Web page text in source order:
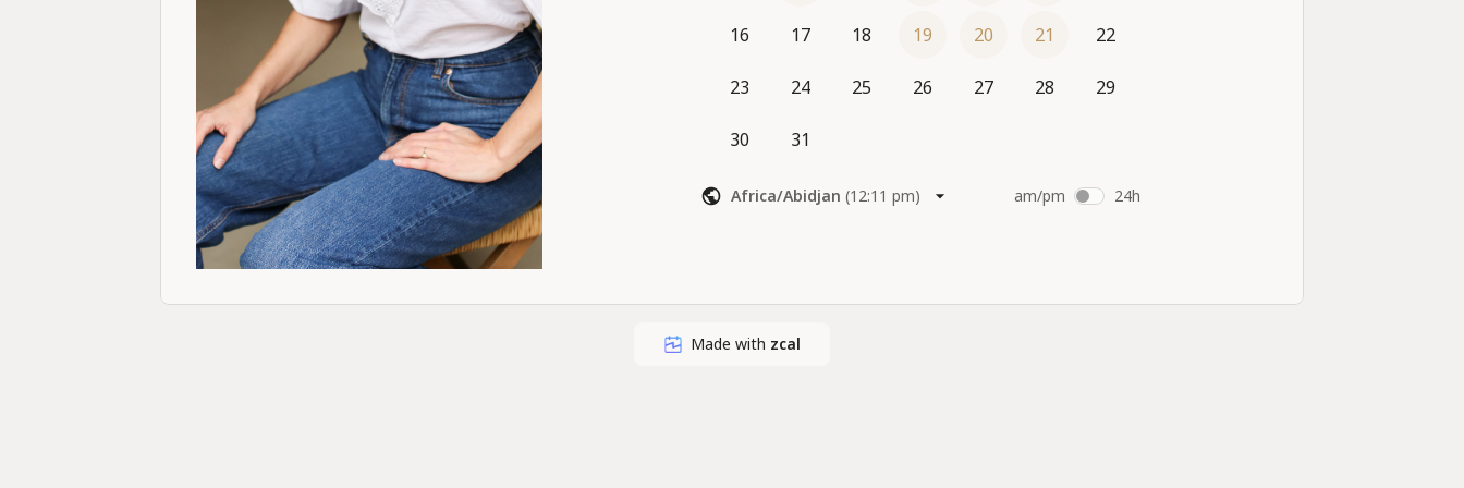
16 17 18 19 20 21 22
23 24 25 26 27 28 29
30 31
Africa/Abidjan (12:11 pm) am/pm 24h
Made with zcal